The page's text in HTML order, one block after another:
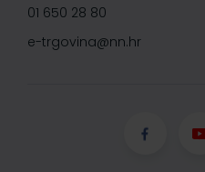
01 650 28 80
e-trgovina@nn.hr